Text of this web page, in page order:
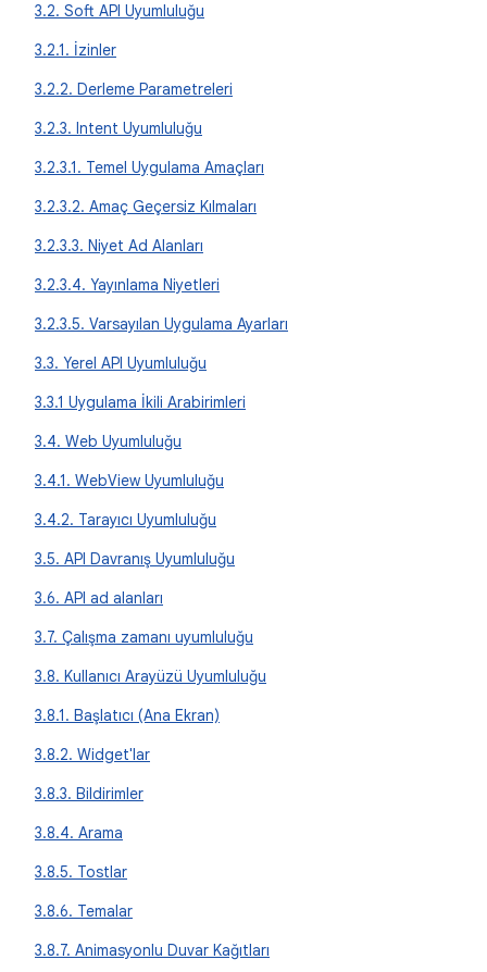
3.2. Soft API Uyumluluğu
3.2.1. İzinler
3.2.2. Derleme Parametreleri
3.2.3. Intent Uyumluluğu
3.2.3.1. Temel Uygulama Amaçları
3.2.3.2. Amaç Geçersiz Kılmaları
3.2.3.3. Niyet Ad Alanları
3.2.3.4. Yayınlama Niyetleri
3.2.3.5. Varsayılan Uygulama Ayarları
3.3. Yerel API Uyumluluğu
3.3.1 Uygulama İkili Arabirimleri
3.4. Web Uyumluluğu
3.4.1. WebView Uyumluluğu
3.4.2. Tarayıcı Uyumluluğu
3.5. API Davranış Uyumluluğu
3.6. API ad alanları
3.7. Çalışma zamanı uyumluluğu
3.8. Kullanıcı Arayüzü Uyumluluğu
3.8.1. Başlatıcı (Ana Ekran)
3.8.2. Widget'lar
3.8.3. Bildirimler
3.8.4. Arama
3.8.5. Tostlar
3.8.6. Temalar
3.8.7. Animasyonlu Duvar Kağıtları